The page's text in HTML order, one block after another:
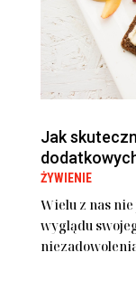
Jak
ŻYWIENIE
Wielu z nas
wyglądu